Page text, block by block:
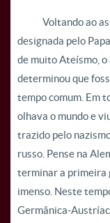
Voltando ao
designada pelo
de muito Ateísmo,
determinou que
tempo comum. Em
olhava o mundo e
trazido pelo
russo. Pense na
terminar a primeira
imenso. Neste
Germânica-